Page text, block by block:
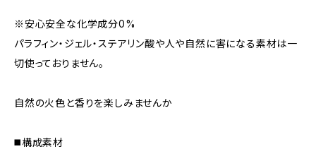
※安心安全な化学成分0%
パラフィン・ジェル・ステアリン酸や人や自然に害になる素材は一
切使っておりません。
自然の火色と香りを楽しみませんか
◼️構成素材